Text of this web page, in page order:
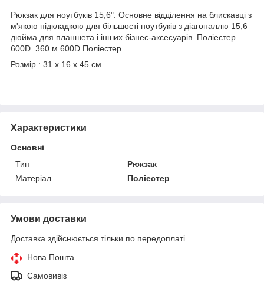
Рюкзак для ноутбуків 15,6". Основне відділення на блискавці з
м'якою підкладкою для більшості ноутбуків з діагоналлю 15,6
дюйма для планшета і інших бізнес-аксесуарів. Поліестер
600D. 360 м 600D Поліестер.
Розмір : 31 х 16 х 45 см
Характеристики
Основні
Тип
Рюкзак
Матеріал
Поліестер
Умови доставки
Доставка здійснюється тільки по передоплаті.
Нова Пошта
Самовивіз